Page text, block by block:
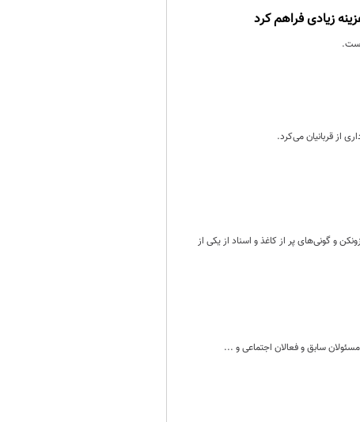
زیادی فراهم کرد
از قربانیان می‌کرد.
و گونی‌های پر از کاغذ و اسناد از یکی از
سابق و فعالان اجتماعی و ...